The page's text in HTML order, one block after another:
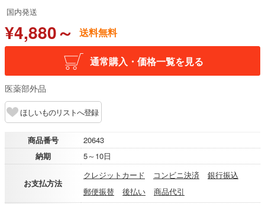
国内発送
¥4,880～ 送料無料
通常購入・価格一覧を見る
医薬部外品
ほしいものリストへ登録
商品番号
20643
納期
5～10日
お支払方法
クレジットカード コンビニ決済
銀行振込
郵便振替
後払い 商品代引